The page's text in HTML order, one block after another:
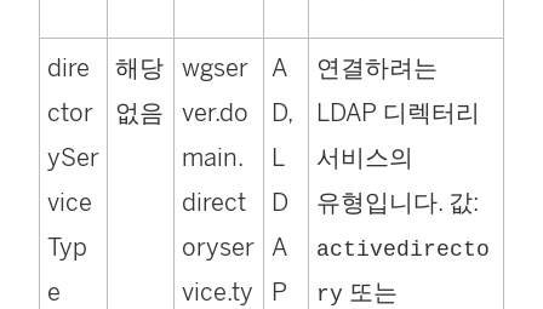
dire
ctor
ySer
vice
Typ
e
해당
없음
wgser
ver.do
main.
direct
oryser
vice.ty
A
D,
L
D
A
P
연결하려는
LDAP 디렉터리
서비스의
유형입니다. 값:
activedirecto
ry 또는